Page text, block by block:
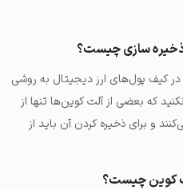
سازی چیست؟
کیف پول‌های ارز دیجیتال به روشی
که بعضی از آلت کوین‌ها تنها از
و برای ذخیره کردن آن باید از
کوین چیست؟